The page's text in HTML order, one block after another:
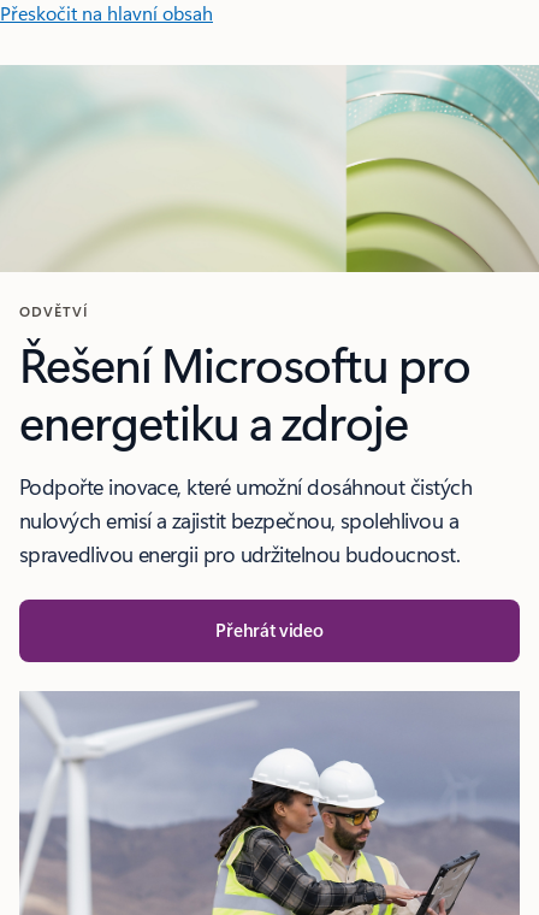
Přeskočit na hlavní obsah
ODVĚTVÍ
Řešení Microsoftu pro
energetiku a zdroje
Podpořte inovace, které umožní dosáhnout čistých
nulových emisí a zajistit bezpečnou, spolehlivou a
spravedlivou energii pro udržitelnou budoucnost.
Přehrát video